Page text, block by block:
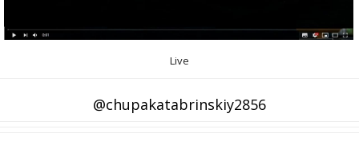
Live
@chupakatabrinskiy2856